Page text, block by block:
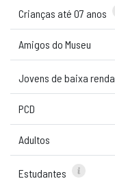
Crianças até 07 anos
Amigos do Museu
Jovens de baixa renda
PCD
Adultos
Estudantes